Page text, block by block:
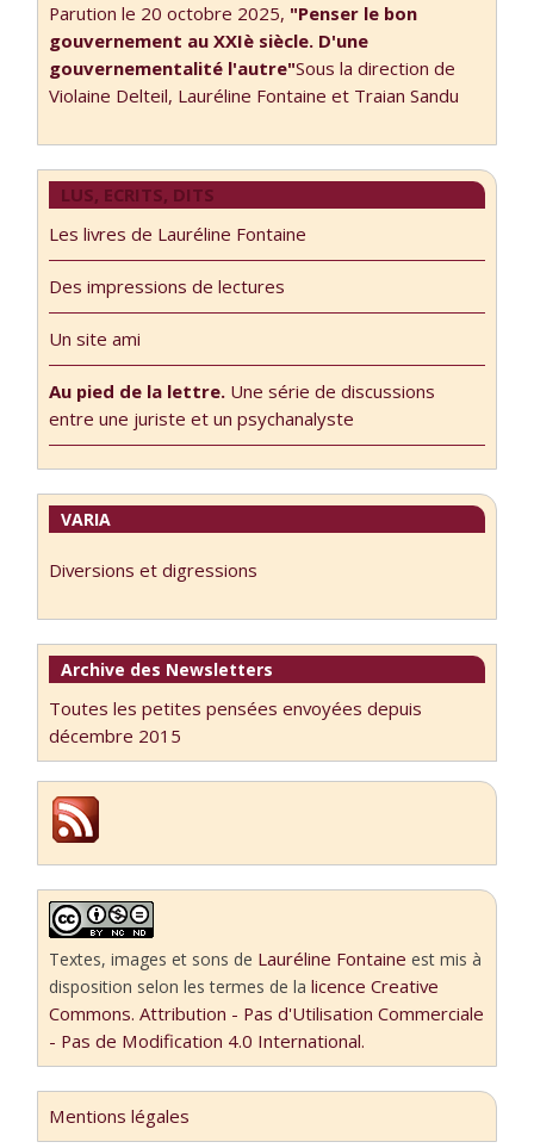
Parution le 20 octobre 2025, "Penser le bon
gouvernement au XXIè siècle. D'une
gouvernementalité l'autre"Sous la direction de
Violaine Delteil, Lauréline Fontaine et Traian Sandu
LUS, ECRITS, DITS
Les livres de Lauréline Fontaine
Des impressions de lectures
Un site ami
Au pied de la lettre. Une série de discussions
entre une juriste et un psychanalyste
VARIA
Diversions et digressions
Archive des Newsletters
Toutes les petites pensées envoyées depuis
décembre 2015
Textes, images et sons de Lauréline Fontaine est mis à
disposition selon les termes de lalicence Creative
Commons. Attribution - Pas d'Utilisation Commerciale
- Pas de Modification 4.0 International.
Mentions légales